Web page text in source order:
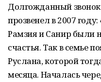
Долгожданный
прозвенел в 2007
Рамзия и Санир были
счастья. Так в семье
Руслана, которой
месяца. Началась